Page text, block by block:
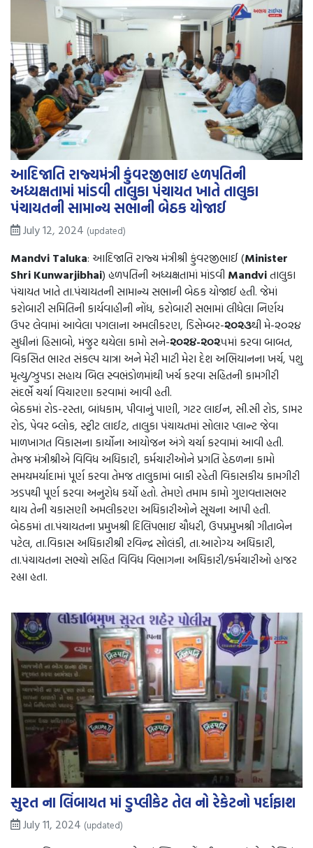
આદિજાતિ રાજ્યમંત્રી કુંવરજીભાઇ હળપતિની
અધ્યક્ષતામાં માંડવી તાલુકા પંચાયત ખાતે તાલુકા
પંચાયતની સામાન્ય સભાની બેઠક યોજાઈ
July 12, 2024 (updated)
Mandvi Taluka: આદિજાતિ રાજ્ય મંત્રીશ્રી કુંવરજીભાઈ (Minister
Shri Kunwarjibhai) હળપતિની અધ્યક્ષતામાં માંડવી Mandviતાલુકા
પંચાયત ખાતે તા.પંચાયતની સામાન્ય સભાની બેઠક યોજાઈ હતી. જેમાં
કરોબારી સમિતિની કાર્યવાહીની નોંધ, કરોબારી સભામાં લીધેલા નિર્ણય
ઉપર લેવામાં આવેલા પગલાના અમલીકરણ, ડિસેમ્બર-૨૦૨૩થી મે-૨૦૨૪
સુધીનાં હિસાબો, મંજુર થયેલા કામો સને-૨૦૨૪-૨૦૨૫માં કરવા બાબત,
વિકસિત ભારત સંકલ્પ યાત્રા અને મેરી માટી મેરા દેશ અભિયાનના ખર્ચ, પશુ
મૃત્યુ/ઝુપડા સહાય બિલ સ્વભંડોળમાંથી ખર્ચ કરવા સહિતની કામગીરી
સંદર્ભે ચર્ચા વિચારણા કરવામાં આવી હતી.
બેઠકમાં રોડ-રસ્તા, બાંધકામ, પીવાનું પાણી, ગટર લાઈન, સી.સી રોડ, ડામર
રોડ, પેવર બ્લોક, સ્ટ્રીટ લાઈટ, તાલુકા પંચાયતમાં સોલાર પ્લાન્ટ જેવા
માળખાગત વિકાસના કાર્યોના આયોજન અંગે ચર્ચા કરવામાં આવી હતી.
તેમજ મંત્રીશ્રીએ વિવિધ અધિકારી, કર્મચારીઓને પ્રગતિ હેઠળના કામો
સમયમર્યાદામાં પૂર્ણ કરવા તેમજ તાલુકામાં બાકી રહેતી વિકાસકીય કામગીરી
ઝડપથી પૂર્ણ કરવા અનુરોધ કર્યો હતો. તેમણે તમામ કામો ગુણવત્તાસભર
થાય તેની ચકાસણી અમલીકરણ અધિકારીઓને સૂચના આપી હતી.
બેઠકમાં તા.પંચાયતના પ્રમુખશ્રી દિલિપભાઇ ચૌધરી, ઉપપ્રમુખશ્રી ગીતાબેન
પટેલ, તા.વિકાસ અધિકારીશ્રી રવિન્દ્ર સોલંકી, તા.આરોગ્ય અધિકારી,
તા.પંચાયતના સભ્યો સહિત વિવિધ વિભાગના અધિકારી/કર્મચારીઓ હાજર
રહ્યા હતા.
સુરત ના લિંબાયત માં ડુપ્લીકેટ તેલ નો રેકેટનો પર્દાફાશ
July 11, 2024 (updated)